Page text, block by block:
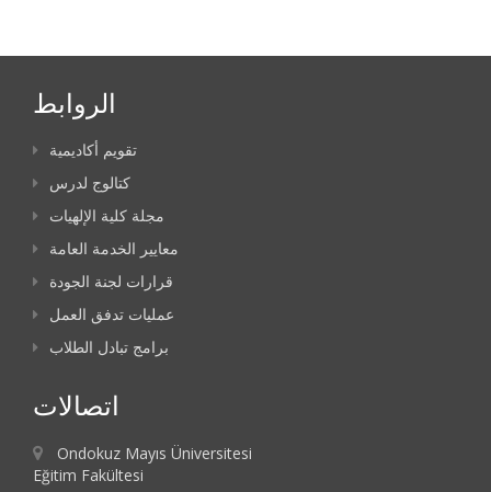
الروابط
تقويم أكاديمية
كتالوج لدرس
مجلة كلية الإلهيات
معايير الخدمة العامة
قرارات لجنة الجودة
عمليات تدفق العمل
برامج تبادل الطلاب
اتصالات
Ondokuz Mayıs Üniversitesi
Eğitim Fakültesi